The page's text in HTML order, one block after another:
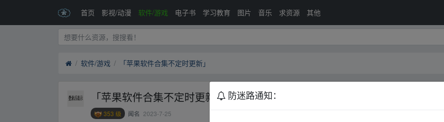
首页 影视/动漫 软件/游戏 电子书 学习教育 图片 音乐 求资源 其他
软件/游戏 「苹果软件合集不定时更新」
「苹果软件合集不定时更新」 夸克网盘
353 级 闻名 2023-7-25
防迷路通知：